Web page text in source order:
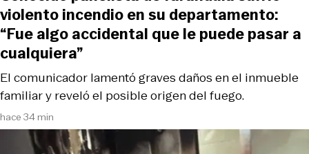
hace 34 min
El comunicador lamentó graves daños en el inmueble
familiar y reveló el posible origen del fuego.
violento incendio en su departamento:
“Fue algo accidental que le puede pasar a
cualquiera”